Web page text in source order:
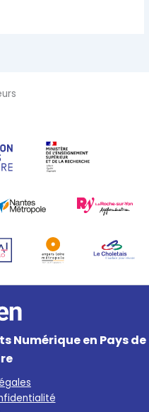
Numérique en Pays de